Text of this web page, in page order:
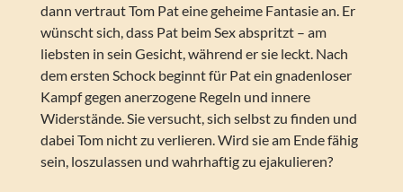
dann vertraut Tom Pat eine geheime Fantasie an. Er
wünscht sich, dass Pat beim Sex abspritzt – am
liebsten in sein Gesicht, während er sie leckt. Nach
dem ersten Schock beginnt für Pat ein gnadenloser
Kampf gegen anerzogene Regeln und innere
Widerstände. Sie versucht, sich selbst zu finden und
dabei Tom nicht zu verlieren. Wird sie am Ende fähig
sein, loszulassen und wahrhaftig zu ejakulieren?